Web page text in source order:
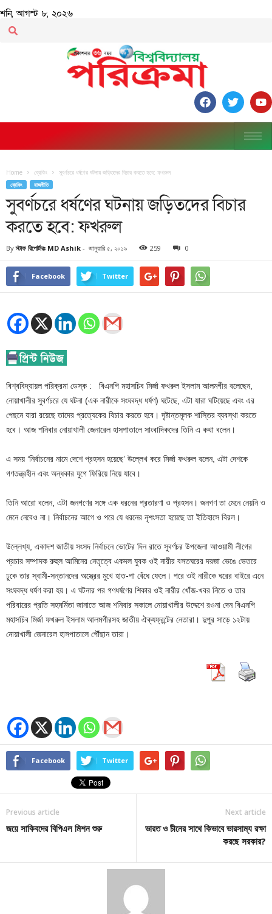
শনি, আগস্ট ৮, ২০২৬
Home ব্রেকিং সুবর্ণচরে ধর্ষণের ঘটনায় জড়িতদের বিচার করতে হবে: ফখরুল
ব্রেকিং রাজনীতি
সুবর্ণচরে ধর্ষণের ঘটনায় জড়িতদের বিচার
করতে হবে: ফখরুল
By স্টাফ রিপোর্টারঃ MD Ashik - জানুয়ারি ৫, ২০১৯ 259 0
Facebook Twitter
বিশ্ববিদ্যায়ল পরিক্রমা ডেস্ক : বিএনপি মহাসচিব মির্জা ফখরুল ইসলাম আলমগীর বলেছেন,
নোয়াখালীর সুবর্ণচরে যে ঘটনা (এক নারীকে সংঘবদ্ধ ধর্ষণ) ঘটেছে, এটা যারা ঘটিয়েছে এবং এর
পেছনে যারা রয়েছে তাদের প্রত্যেকের বিচার করতে হবে। দৃষ্টান্তমূলক শাস্তির ব্যবস্থা করতে
হবে। আজ শনিবার নোয়াখালী জেনারেল হাসপাতালে সাংবাদিকদের তিনি এ কথা বলেন।
এ সময় ‘নির্বাচনের নামে দেশে প্রহসন হয়েছে’ উল্লেখ করে মির্জা ফখরুল বলেন, এটা দেশকে
গণতন্ত্রহীন এবং অন্ধকার যুগে ফিরিয়ে নিয়ে যাবে।
তিনি আরো বলেন, এটা জনগণের সঙ্গে এক ধরনের প্রতারণা ও প্রহসন। জনগণ তা মেনে নেয়নি ও
মেনে নেবেও না। নির্বাচনের আগে ও পরে যে ধরনের নৃশংসতা হয়েছে তা ইতিহাসে বিরল।
উল্লেখ্য, একাদশ জাতীয় সংসদ নির্বাচনে ভোটের দিন রাতে সুবর্ণচর উপজেলা আওয়ামী লীগের
প্রচার সম্পাদক রুহুল আমিনের নেতৃত্বে একদল যুবক ওই নারীর বসতঘরের দরজা ভেঙে ভেতরে
ঢুকে তার স্বামী-সন্তানদের অস্ত্রের মুখে হাত-পা বেঁধে ফেলে। পরে ওই নারীকে ঘরের বাইরে এনে
সংঘবদ্ধ ধর্ষণ করা হয়। এ ঘটনার পর গণধর্ষণের শিকার ওই নারীর খোঁজ-খবর নিতে ও তার
পরিবারের প্রতি সহমর্মিতা জানাতে আজ শনিবার সকালে নোয়াখালীর উদ্দেশে রওনা দেন বিএনপি
মহাসচিব মির্জা ফখরুল ইসলাম আলমগীরসহ জাতীয় ঐক্যফ্রন্টের নেতারা। দুপুর সাড়ে ১২টায়
নোয়াখালী জেনারেল হাসপাতালে পৌঁছান তারা।
Facebook Twitter
Previous article
জয়ে সাকিবদের বিপিএল মিশন শুরু
Next article
ভারত ও চীনের সাথে কিভাবে ভারসাম্য রক্ষা
করছে সরকার?